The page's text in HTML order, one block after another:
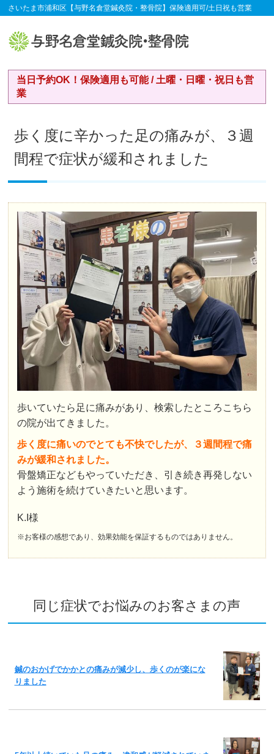
さいたま市浦和区【与野名倉堂鍼灸院・整骨院】保険適用可/土日祝も営業
当日予約OK！保険適用も可能 / 土曜・日曜・祝日も営
業
歩く度に辛かった足の痛みが、３週
間程で症状が緩和されました
歩いていたら足に痛みがあり、検索したところこちら
の院が出てきました。
歩く度に痛いのでとても不快でしたが、３週間程で痛
みが緩和されました。
骨盤矯正などもやっていただき、引き続き再発しない
よう施術を続けていきたいと思います。
K.I様
※お客様の感想であり、効果効能を保証するものではありません。
同じ症状でお悩みのお客さまの声
鍼のおかげでかかとの痛みが減少し、歩くのが楽にな
りました